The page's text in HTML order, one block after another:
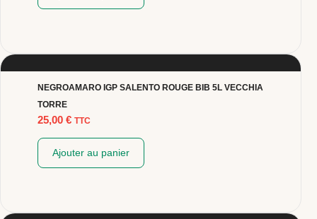
NEGROAMARO IGP SALENTO ROUGE BIB 5L VECCHIA
TORRE
25,00 € TTC
Ajouter au panier